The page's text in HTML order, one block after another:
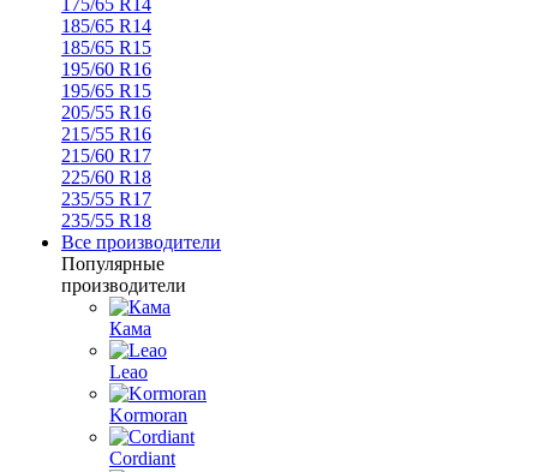
175/65 R14
185/65 R14
185/65 R15
195/60 R16
195/65 R15
205/55 R16
215/55 R16
215/60 R17
225/60 R18
235/55 R17
235/55 R18
Все производители
Популярные
производители
Кама
Leao
Kormoran
Cordiant